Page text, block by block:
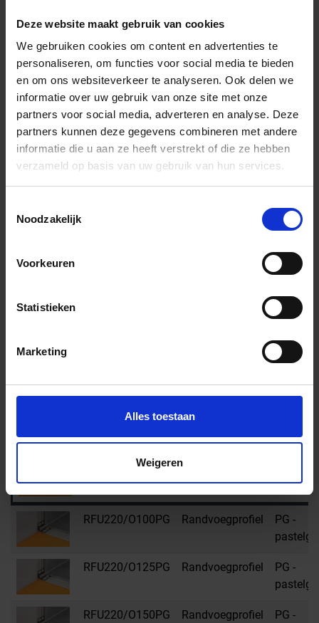
Deze website maakt gebruik van cookies
We gebruiken cookies om content en advertenties te
personaliseren, om functies voor social media te bieden
en om ons websiteverkeer te analyseren. Ook delen we
informatie over uw gebruik van onze site met onze
partners voor social media, adverteren en analyse. Deze
partners kunnen deze gegevens combineren met andere
informatie die u aan ze heeft verstrekt of die ze hebben
verzameld op basis van uw gebruik van hun services.
Noodzakelijk
Voorkeuren
Statistieken
Marketing
Alles toestaan
Weigeren
RFU150/O125PG Randvoegprofiel
PG -
RFU150/O150PG Randvoegprofiel
PG -
Randvoegprofiel
PG -
PG -
PG -
RFU180/O180PG Randvoegprofiel
RFU180/O80PG Randvoegprofiel
RFU220/O100PG Randvoegprofiel
PG -
RFU220/O125PG Randvoegprofiel
PG -
RFU220/O150PG Randvoegprofiel
PG -